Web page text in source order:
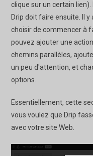
clique sur un certain
Drip doit faire ensuite. Il
choisir de commencer à
pouvez ajouter une
chemins parallèles,
un peu d'attention, et
options.
Essentiellement, cette
vous voulez que Drip
avec votre site Web.